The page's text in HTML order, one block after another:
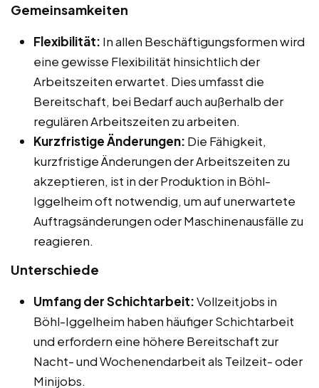
Gemeinsamkeiten
Flexibilität: In allen Beschäftigungsformen wird
eine gewisse Flexibilität hinsichtlich der
Arbeitszeiten erwartet. Dies umfasst die
Bereitschaft, bei Bedarf auch außerhalb der
regulären Arbeitszeiten zu arbeiten.
Kurzfristige Änderungen: Die Fähigkeit,
kurzfristige Änderungen der Arbeitszeiten zu
akzeptieren, ist in der Produktion in Böhl-
Iggelheim oft notwendig, um auf unerwartete
Auftragsänderungen oder Maschinenausfälle zu
reagieren.
Unterschiede
Umfang der Schichtarbeit:Vollzeitjobs in
Böhl-Iggelheim haben häufiger Schichtarbeit
und erfordern eine höhere Bereitschaft zur
Nacht- und Wochenendarbeit als Teilzeit- oder
Minijobs.